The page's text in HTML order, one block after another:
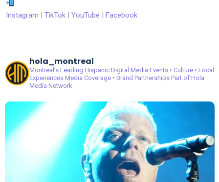
Instagram | TikTok | YouTube | Facebook
hola_montreal
Montreal’s Leading Hispanic Digital Media Events • Culture • Local
ExperiencesMedia Coverage • Brand PartnershipsPart of Hola
Media Network